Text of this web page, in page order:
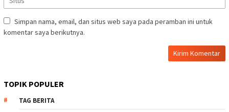
Simpan nama, email, dan situs web saya pada peramban ini untuk
komentar saya berikutnya.
TOPIK POPULER
TAG BERITA